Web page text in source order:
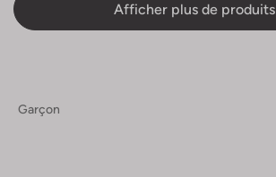
Afficher plus de produits
Garçon